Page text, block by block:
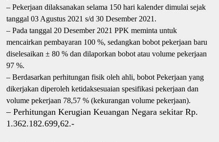
– Pekerjaan dilaksanakan selama 150 hari kalender dimulai sejak
tanggal 03 Agustus 2021 s/d 30 Desember 2021.
– Pada tanggal 20 Desember 2021 PPK meminta untuk
mencairkan pembayaran 100 %, sedangkan bobot pekerjaan baru
diselesaikan ± 80 % dan dilaporkan bobot atau volume pekerjaan
97 %.
– Berdasarkan perhitungan fisik oleh ahli, bobot Pekerjaan yang
dikerjakan diperoleh ketidaksesuaian spesifikasi pekerjaan dan
volume pekerjaan 78,57 % (kekurangan volume pekerjaan).
– Perhitungan Kerugian Keuangan Negara sekitar Rp.
1.362.182.699,62.-